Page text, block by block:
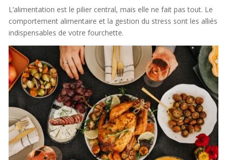
L’alimentation est le pilier central, mais elle ne fait pas tout. Le
comportement alimentaire et la gestion du stress sont les alliés
indispensables de votre fourchette.